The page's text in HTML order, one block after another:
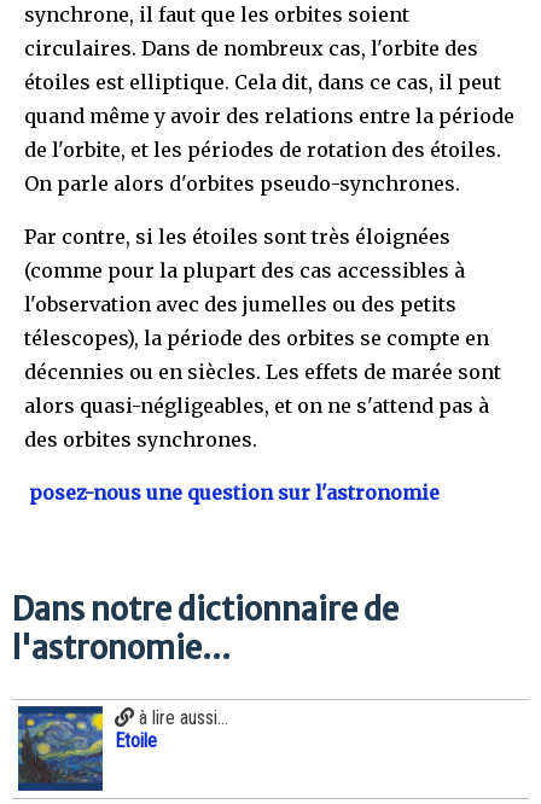
synchrone, il faut que les orbites soient
circulaires. Dans de nombreux cas, l'orbite des
étoiles est elliptique. Cela dit, dans ce cas, il peut
quand même y avoir des relations entre la période
de l'orbite, et les périodes de rotation des étoiles.
On parle alors d'orbites pseudo-synchrones.
Par contre, si les étoiles sont très éloignées
(comme pour la plupart des cas accessibles à
l'observation avec des jumelles ou des petits
télescopes), la période des orbites se compte en
décennies ou en siècles. Les effets de marée sont
alors quasi-négligeables, et on ne s'attend pas à
des orbites synchrones.
posez-nous une question sur l'astronomie
Dans notre dictionnaire de
l'astronomie...
à lire aussi...
Etoile